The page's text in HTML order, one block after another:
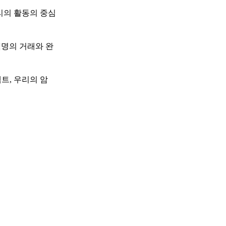
의 활동의 중심
의 거래와 완
, 우리의 암